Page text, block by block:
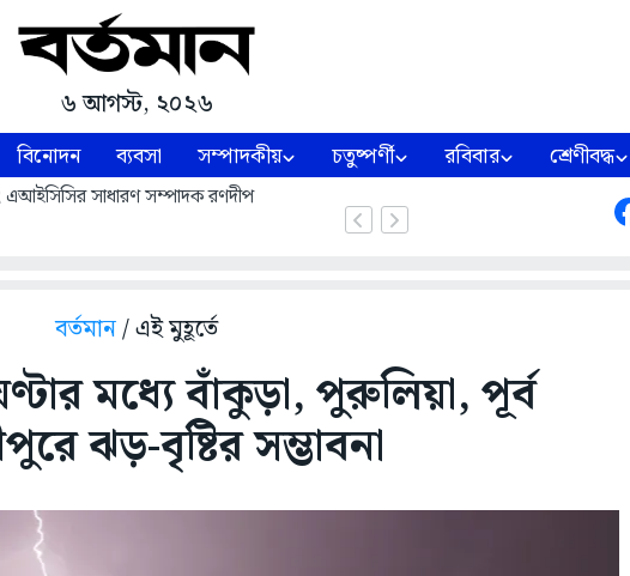
৬ আগস্ট, ২০২৬
বিনোদন ব্যবসা সম্পাদকীয় চতুষ্পর্ণী রবিবার শ্রেণীবদ্ধ
এআইসিসির সাধারণ সম্পাদক রণদীপ
বর্তমান/ এই মুহূর্তে
মধ্যে বাঁকুড়া, পুরুলিয়া, পূর্ব
ঝড়-বৃষ্টির সম্ভাবনা